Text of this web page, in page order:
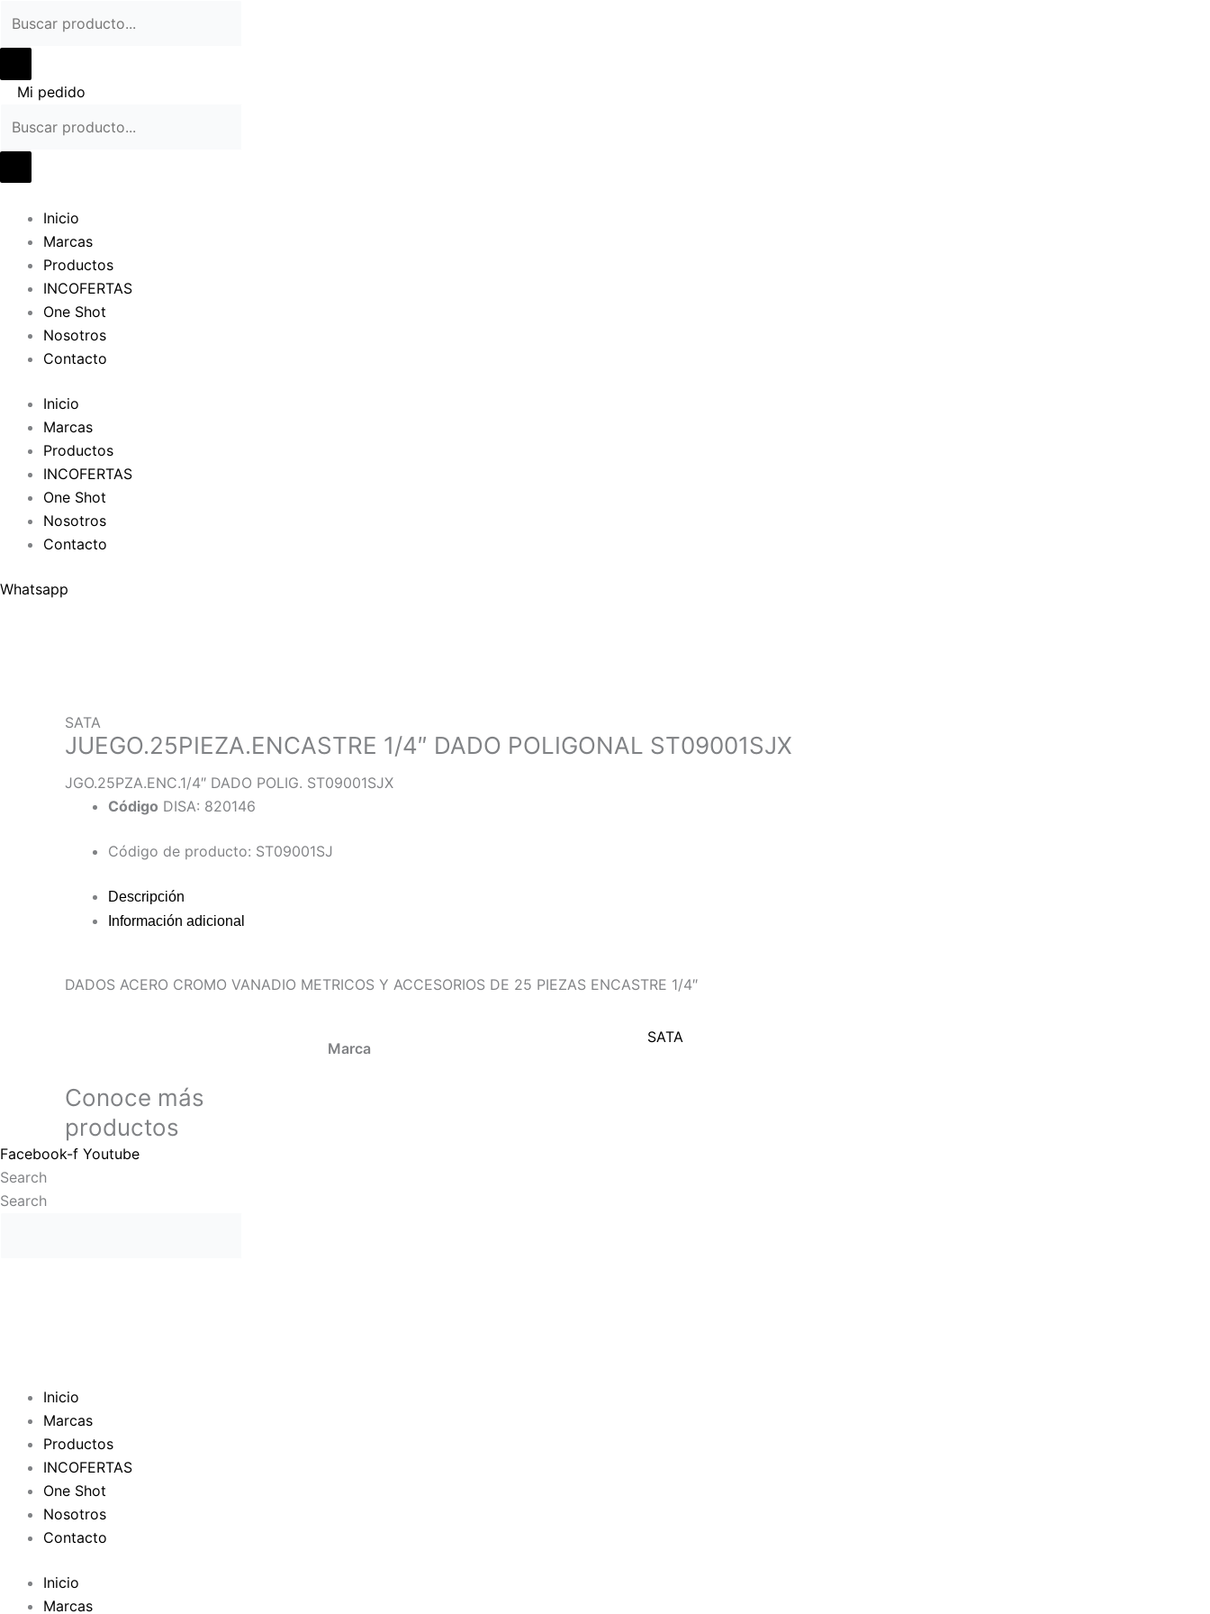
Mi pedido
Inicio
Marcas
Productos
INCOFERTAS
One Shot
Nosotros
Contacto
Inicio
Marcas
Productos
INCOFERTAS
One Shot
Nosotros
Contacto
Whatsapp
SATA
JUEGO.25PIEZA.ENCASTRE 1/4″ DADO POLIGONAL ST09001SJX
JGO.25PZA.ENC.1/4″ DADO POLIG. ST09001SJX
Código DISA: 820146
Código de producto: ST09001SJ
Descripción
Información adicional
DADOS ACERO CROMO VANADIO METRICOS Y ACCESORIOS DE 25 PIEZAS ENCASTRE 1/4″
Marca
SATA
Conoce más
productos
Facebook-f Youtube
Search
Search
Inicio
Marcas
Productos
INCOFERTAS
One Shot
Nosotros
Contacto
Inicio
Marcas